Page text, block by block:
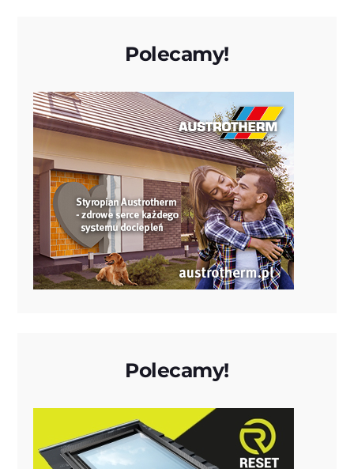
Polecamy!
Polecamy!